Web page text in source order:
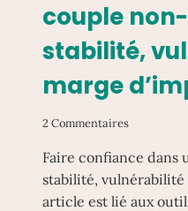
couple
stabilité,
marge
2 Commentaires
Faire confiance dans
stabilité, vulnérabilité
article est lié aux